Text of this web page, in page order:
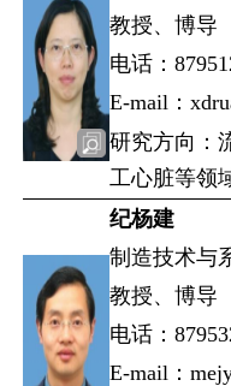
教授、博导
电话：
E-mail：
研究方向：
工心脏等领
纪杨建
制造技术与
教授、博导
电话：
E-mail：